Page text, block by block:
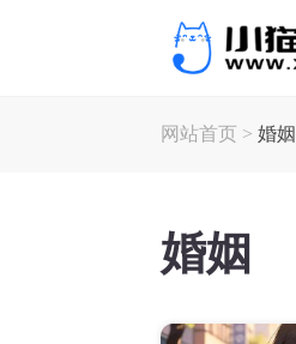
网站首页 >婚姻
婚姻